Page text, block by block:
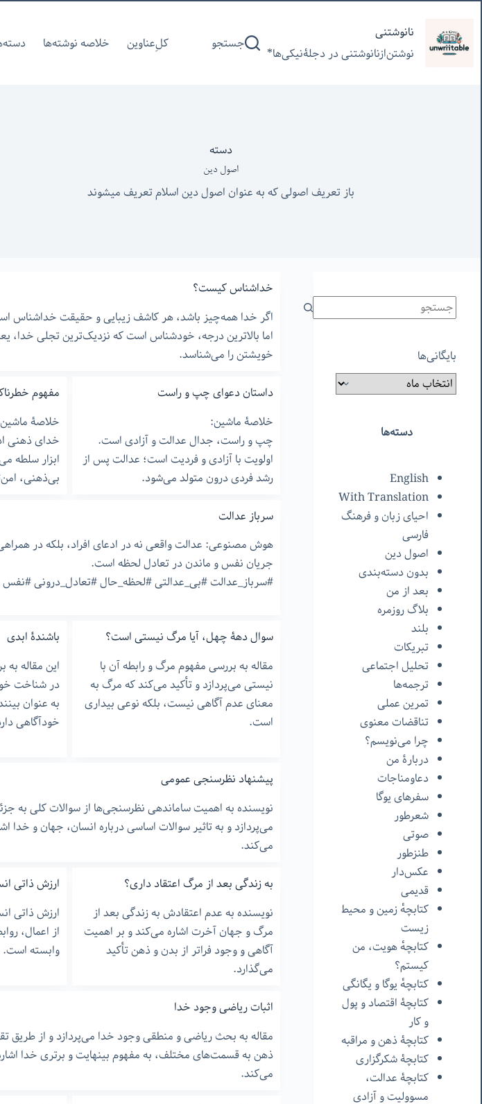
محتوا
نانوشتنی
نوشتن‌از‌نانوشتنی‌ در‌ دجلۀنیکی‌ها*
جستجو کل‌ِعناوین خلاصه نوشته‌ها
دسته
اصول دین
باز تعریف اصولی که به عنوان اصول دین اسلام تعریف میشوند
خداشناس کیست؟
اگر خدا همه‌چیز باشد، هر کاشف زیبایی و حقیقت خداشناس
اما بالاترین درجه، خودشناس است که نزدیک‌ترین تجلی خدا،
خویشتن را می‌شناسد.
داستان دعوای چپ و راست
خلاصۀ ماشین:
چپ و راست، جدال عدالت و آزادی است.
اولویت با آزادی و فردیت است؛ عدالت پس از
رشد فردی درون متولد می‌شود.
مفهوم
خلاصۀ
خدای ذهنی
ابزار سلطه
بی‌ذهنی،
سرباز عدالت
هوش مصنوعی: عدالت واقعی نه در ادعای افراد، بلکه در
جریان نفس و ماندن در تعادل لحظه است.
#سرباز_عدالت #بی_عدالتی #لحظه_حال #تعادل_درونی #نفس
سوال دهۀ چهل، آیا مرگ نیستی است؟
مقاله به بررسی مفهوم مرگ و رابطه آن با
نیستی می‌پردازد و تأکید می‌کند که مرگ به
معنای عدم آگاهی نیست، بلکه نوعی بیداری
است.
باشندۀ ابدی
این مقاله
در شناخت
به عنوان
خودآگاهی
پیشنهاد نظرسنجی عمومی
نویسنده به اهمیت ساماندهی نظرسنجی‌ها از سوالات کلی به
می‌پردازد و به تاثیر سوالات اساسی درباره انسان، جهان و خدا
می‌کند.
به زندگی بعد از مرگ اعتقاد داری؟
نویسنده به عدم اعتقادش به زندگی بعد از
مرگ و جهان آخرت اشاره می‌کند و بر اهمیت
آگاهی و وجود فراتر از بدن و ذهن تأکید
می‌گذارد.
ارزش ذاتی
ارزش ذاتی
از اعمال،
وابسته است.
اثبات ریاضی وجود خدا
مقاله به بحث ریاضی و منطقی وجود خدا می‌پردازد و از طریق
ذهن به قسمت‌های مختلف، به مفهوم بینهایت و برتری خدا
می‌کند.
بایگانی‌ها
دسته‌ها
English
With Translation
احیای زبان و فرهنگ
فارسی
اصول دین
بدون دسته‌بندی
بعد از من
بلاگ روزمره
بلند
تبریکات
تحلیل اجتماعی
ترجمه‌ها
تمرین عملی
تناقضات معنوی
چرا می‌نویسم؟
دربارۀ من
دعاومناجات
سفرهای یوگا
شعرطور
صوتی
طنزطور
عکس‌دار
قدیمی
کتابچهٔ زمین و محیط
زیست
کتابچهٔ هویت، من
کیستم؟
کتابچهٔ یوگا و یگانگی
کتابچۀ اقتصاد و پول
و کار
کتابچۀ ذهن و مراقبه
کتابچۀ شکرگزاری
کتابچۀ عدالت،
مسوولیت و آزادی